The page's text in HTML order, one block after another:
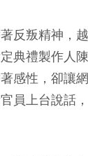
反叛精神，
典禮製作人
感性，卻讓
員上台說話